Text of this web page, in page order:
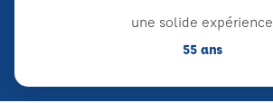
une solide expérience
55 ans